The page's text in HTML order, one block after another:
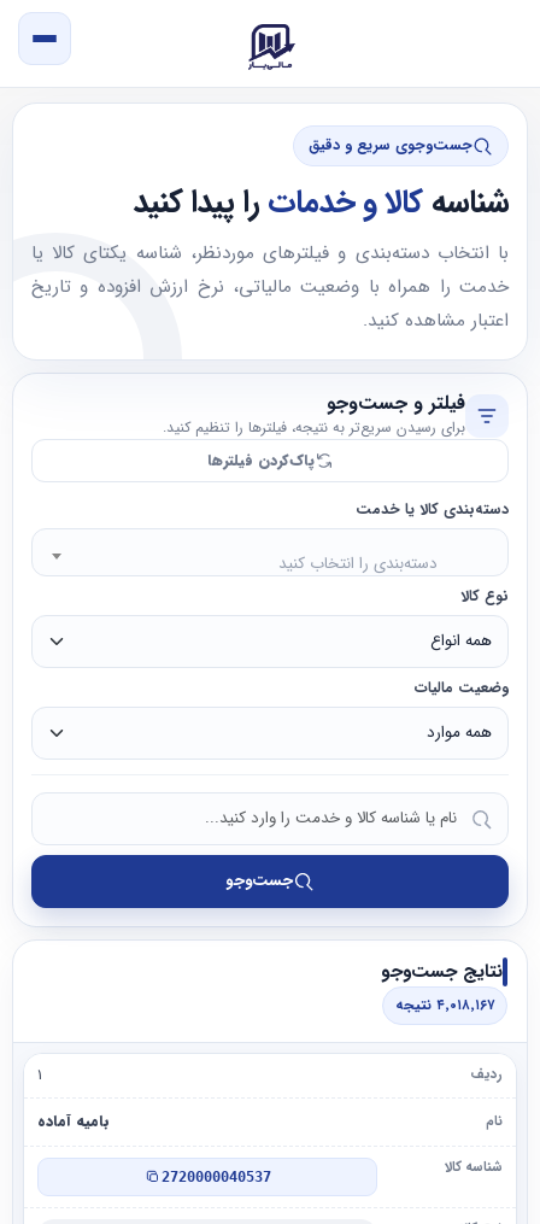
جست‌وجوی سریع و دقیق
شناسهکالا و خدماترا پیدا کنید
با انتخاب دسته‌بندی و فیلترهای موردنظر، شناسه یکتای کالا یا
خدمت را همراه با وضعیت مالیاتی، نرخ ارزش افزوده و تاریخ
اعتبار مشاهده کنید.
فیلتر و جست‌وجو
برای رسیدن سریع‌تر به نتیجه، فیلترها را تنظیم کنید.
پاک‌کردن فیلترها
دسته‌بندی کالا یا خدمت
دسته‌بندی را انتخاب کنید
نوع کالا
وضعیت مالیات
جست‌وجو
نتایج جست‌وجو
۴٬۰۱۸٬۱۶۷ نتیجه
۱
بامیه آماده
2720000040537